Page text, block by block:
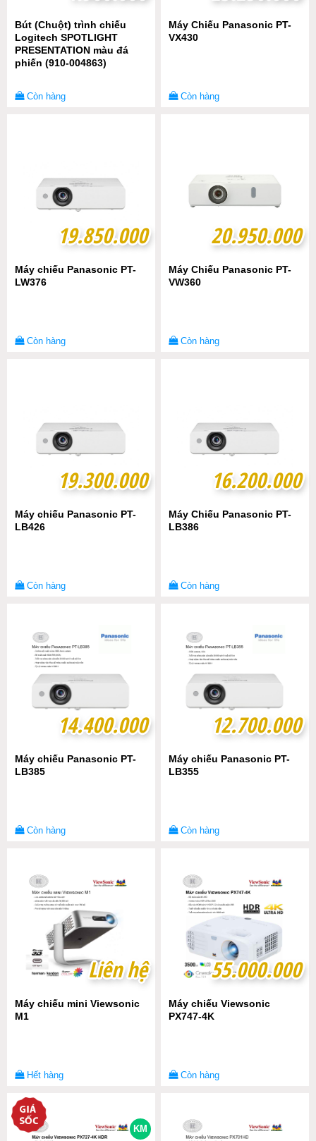
Bút (Chuột) trình chiếu
Logitech SPOTLIGHT
PRESENTATION màu đá
phiến (910-004863)
Còn hàng
Máy Chiếu Panasonic PT-
VX430
Còn hàng
19.850.000
19.850.000
Máy chiếu Panasonic PT-
LW376
Còn hàng
20.950.000
20.950.000
Máy Chiếu Panasonic PT-
VW360
Còn hàng
19.300.000
19.300.000
Máy chiếu Panasonic PT-
LB426
Còn hàng
16.200.000
16.200.000
Máy Chiếu Panasonic PT-
LB386
Còn hàng
14.400.000
14.400.000
Máy chiếu Panasonic PT-
LB385
Còn hàng
12.700.000
12.700.000
Máy chiếu Panasonic PT-
LB355
Còn hàng
Liên hệ
Liên hệ
Máy chiếu mini Viewsonic
M1
Hết hàng
55.000.000
55.000.000
Máy chiếu Viewsonic
PX747-4K
Còn hàng
KM